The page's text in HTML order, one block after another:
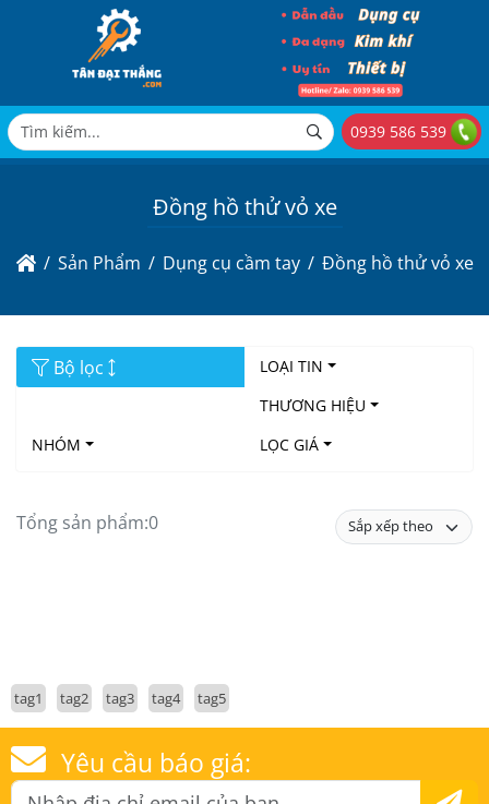
0939 586 539
Đồng hồ thử vỏ xe
Sản Phẩm Dụng cụ cầm tay Đồng hồ thử vỏ xe
Bộ lọc
LOẠI TIN
THƯƠNG HIỆU
NHÓM
LỌC GIÁ
Tổng sản phẩm:0
tag1 tag2 tag3 tag4 tag5
Yêu cầu báo giá: